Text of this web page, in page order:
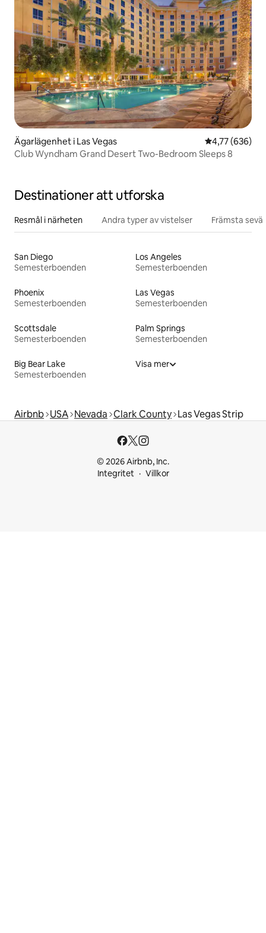
Ägarlägenhet i Las Vegas 4,77 av 5 i
4,77 (636)
Club Wyndham Grand Desert Two-Bedroom Sleeps 8
Destinationer att utforska
Resmål i närheten Andra typer av vistelser Främsta
San Diego
Semesterboenden
Los Angeles
Semesterboenden
Phoenix
Semesterboenden
Las Vegas
Semesterboenden
Scottsdale
Semesterboenden
Palm Springs
Semesterboenden
Big Bear Lake
Semesterboenden
Visa mer
Airbnb USA Nevada Clark County Las Vegas Strip
© 2026 Airbnb, Inc.
Integritet
Villkor